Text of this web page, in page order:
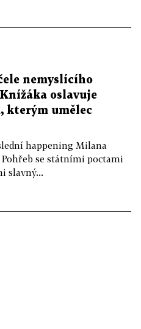
nemyslícího
oslavuje
kterým umělec
happening Milana
se státními poctami
slavný...